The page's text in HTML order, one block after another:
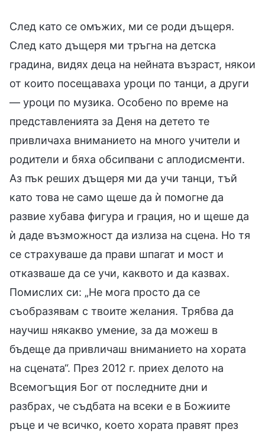
След като се омъжих, ми се роди дъщеря.
След като дъщеря ми тръгна на детска
градина, видях деца на нейната възраст, някои
от които посещаваха уроци по танци, а други
— уроци по музика. Особено по време на
представленията за Деня на детето те
привличаха вниманието на много учители и
родители и бяха обсипвани с аплодисменти.
Аз пък реших дъщеря ми да учи танци, тъй
като това не само щеше да ѝ помогне да
развие хубава фигура и грация, но и щеше да
ѝ даде възможност да излиза на сцена. Но тя
се страхуваше да прави шпагат и мост и
отказваше да се учи, каквото и да казвах.
Помислих си: „Не мога просто да се
съобразявам с твоите желания. Трябва да
научиш някакво умение, за да можеш в
бъдеще да привличаш вниманието на хората
на сцената“. През 2012 г. приех делото на
Всемогъщия Бог от последните дни и
разбрах, че съдбата на всеки е в Божиите
ръце и че всичко, което хората правят през